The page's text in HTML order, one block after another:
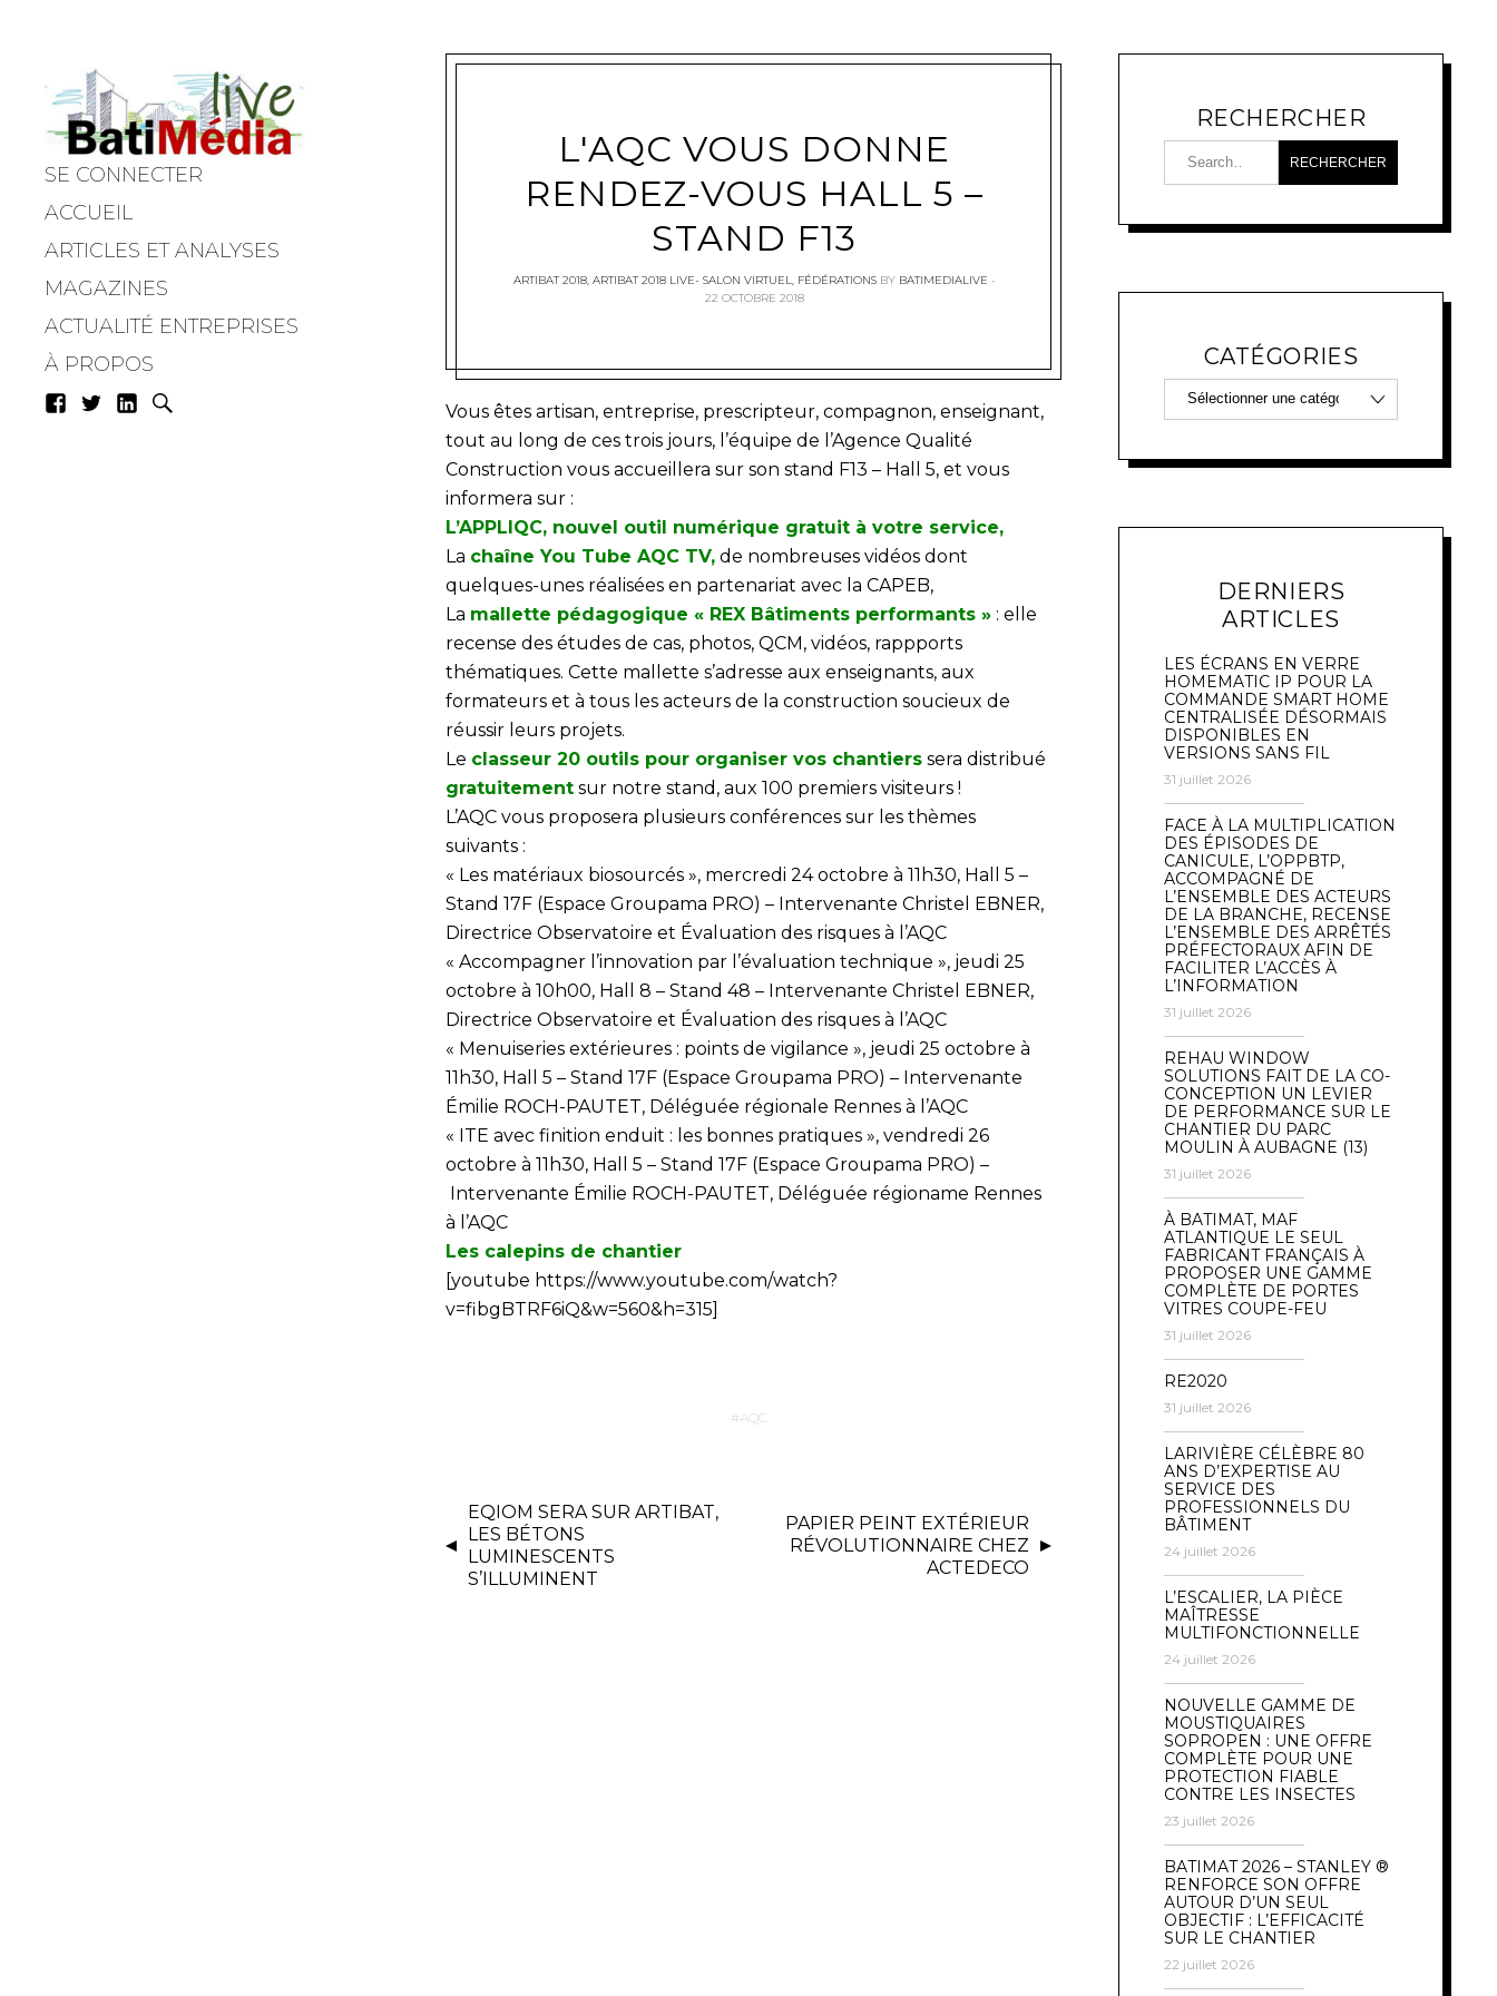
Batimedialive
SE CONNECTER
ACCUEIL
ARTICLES ET ANALYSES
MAGAZINES
ACTUALITÉ ENTREPRISES
À PROPOS
L'AQC VOUS DONNE
RENDEZ-VOUS HALL 5 –
STAND F13
ARTIBAT 2018, ARTIBAT 2018 LIVE- SALON VIRTUEL, FÉDÉRATIONS BY BATIMEDIALIVE
22 OCTOBRE 2018
Vous êtes artisan, entreprise, prescripteur, compagnon, enseignant,
tout au long de ces trois jours, l’équipe de l’Agence Qualité
Construction vous accueillera sur son stand F13 – Hall 5, et vous
informera sur :
L’APPLIQC, nouvel outil numérique gratuit à votre service,
La chaîne You Tube AQC TV, de nombreuses vidéos dont
quelques-unes réalisées en partenariat avec la CAPEB,
La mallette pédagogique « REX Bâtiments performants » : elle
recense des études de cas, photos, QCM, vidéos, rappports
thématiques. Cette mallette s’adresse aux enseignants, aux
formateurs et à tous les acteurs de la construction soucieux de
réussir leurs projets.
Le classeur 20 outils pour organiser vos chantiers sera distribué
gratuitement sur notre stand, aux 100 premiers visiteurs !
L’AQC vous proposera plusieurs conférences sur les thèmes
suivants :
« Les matériaux biosourcés », mercredi 24 octobre à 11h30, Hall 5 –
Stand 17F (Espace Groupama PRO) – Intervenante Christel EBNER,
Directrice Observatoire et Évaluation des risques à l’AQC
« Accompagner l’innovation par l’évaluation technique », jeudi 25
octobre à 10h00, Hall 8 – Stand 48 – Intervenante Christel EBNER,
Directrice Observatoire et Évaluation des risques à l’AQC
« Menuiseries extérieures : points de vigilance », jeudi 25 octobre à
11h30, Hall 5 – Stand 17F (Espace Groupama PRO) – Intervenante
Émilie ROCH-PAUTET, Déléguée régionale Rennes à l’AQC
« ITE avec finition enduit : les bonnes pratiques », vendredi 26
octobre à 11h30, Hall 5 – Stand 17F (Espace Groupama PRO) –
Intervenante Émilie ROCH-PAUTET, Déléguée régioname Rennes
à l’AQC
Les calepins de chantier
[youtube https://www.youtube.com/watch?
v=fibgBTRF6iQ&w=560&h=315]
AQC
EQIOM SERA SUR ARTIBAT,
LES BÉTONS
LUMINESCENTS
S’ILLUMINENT
PAPIER PEINT EXTÉRIEUR
RÉVOLUTIONNAIRE CHEZ
ACTEDECO
RECHERCHER
CATÉGORIES
DERNIERS
ARTICLES
LES ÉCRANS EN VERRE
HOMEMATIC IP POUR LA
COMMANDE SMART HOME
CENTRALISÉE DÉSORMAIS
DISPONIBLES EN
VERSIONS SANS FIL
31 juillet 2026
FACE À LA MULTIPLICATION
DES ÉPISODES DE
CANICULE, L’OPPBTP,
ACCOMPAGNÉ DE
L’ENSEMBLE DES ACTEURS
DE LA BRANCHE, RECENSE
L’ENSEMBLE DES ARRÊTÉS
PRÉFECTORAUX AFIN DE
FACILITER L’ACCÈS À
L’INFORMATION
31 juillet 2026
REHAU WINDOW
SOLUTIONS FAIT DE LA CO-
CONCEPTION UN LEVIER
DE PERFORMANCE SUR LE
CHANTIER DU PARC
MOULIN À AUBAGNE (13)
31 juillet 2026
À BATIMAT, MAF
ATLANTIQUE LE SEUL
FABRICANT FRANÇAIS À
PROPOSER UNE GAMME
COMPLÈTE DE PORTES
VITRES COUPE-FEU
31 juillet 2026
RE2020
31 juillet 2026
LARIVIÈRE CÉLÈBRE 80
ANS D’EXPERTISE AU
SERVICE DES
PROFESSIONNELS DU
BÂTIMENT
24 juillet 2026
L’ESCALIER, LA PIÈCE
MAÎTRESSE
MULTIFONCTIONNELLE
24 juillet 2026
NOUVELLE GAMME DE
MOUSTIQUAIRES
SOPROPEN : UNE OFFRE
COMPLÈTE POUR UNE
PROTECTION FIABLE
CONTRE LES INSECTES
23 juillet 2026
BATIMAT 2026 – STANLEY ®
RENFORCE SON OFFRE
AUTOUR D’UN SEUL
OBJECTIF : L’EFFICACITÉ
SUR LE CHANTIER
22 juillet 2026